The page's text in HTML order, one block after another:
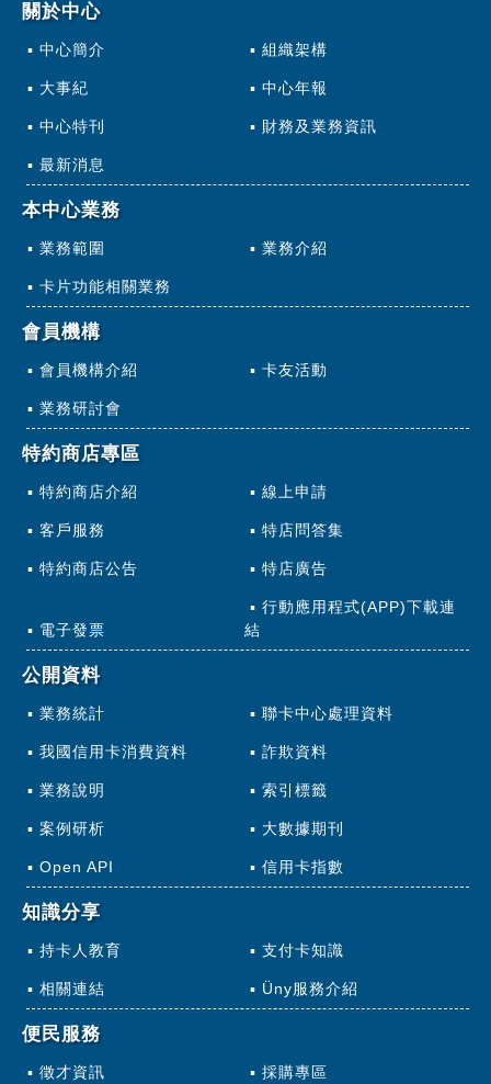
關於中心
中心簡介 組織架構
大事紀 中心年報
中心特刊 財務及業務資訊
最新消息
本中心業務
業務範圍 業務介紹
卡片功能相關業務
會員機構
會員機構介紹 卡友活動
業務研討會
特約商店專區
特約商店介紹 線上申請
客戶服務 特店問答集
特約商店公告 特店廣告
電子發票
行動應用程式(APP)下載連
結
公開資料
業務統計 聯卡中心處理資料
我國信用卡消費資料 詐欺資料
業務說明 索引標籤
案例研析 大數據期刊
Open API 信用卡指數
知識分享
持卡人教育 支付卡知識
相關連結 Üny服務介紹
便民服務
徵才資訊 採購專區